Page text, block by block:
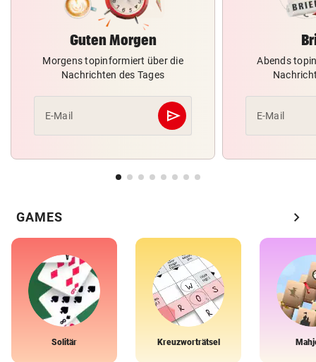
Guten Morgen
Morgens topinformiert über die
Nachrichten des Tages
E-Mail send
Abschicken
Abends
E-Mail
GAMES chevron_right
Solitär Kreuzworträtsel